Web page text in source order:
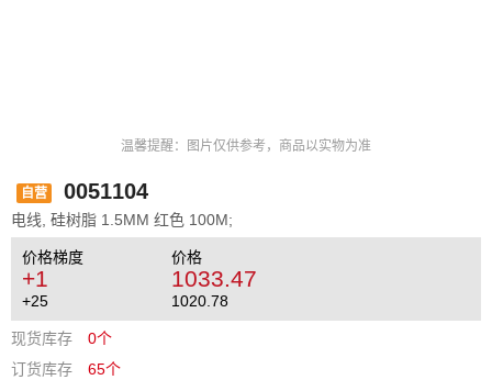
温馨提醒：图片仅供参考，商品以实物为准
自营 0051104
电线, 硅树脂 1.5MM 红色 100M;
价格梯度 价格
+1 1033.47
+25 1020.78
现货库存
0个
订货库存
65个